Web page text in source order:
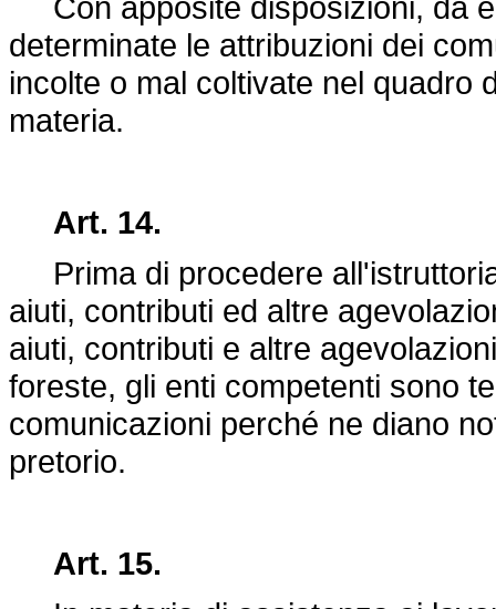
determinate le attribuzioni dei
incolte o mal coltivate nel quadro
materia.
Art. 14.
Prima di procedere
aiuti, contributi ed altre
aiuti, contributi e altre
foreste, gli enti competenti sono
comunicazioni perché ne diano
pretorio.
Art. 15.